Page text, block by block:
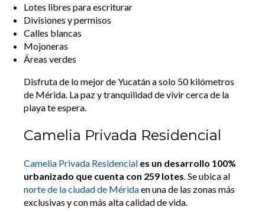
Lotes libres para escriturar
Divisiones y permisos
Calles blancas
Mojoneras
Áreas verdes
Disfruta de lo mejor de Yucatán a solo 50 kilómetros
de Mérida. La paz y tranquilidad de vivir cerca de la
playa te espera.
Camelia Privada Residencial
Camelia Privada Residencial es un desarrollo 100%
urbanizado que cuenta con 259 lotes . Se ubica al
norte de la ciudad de Méridaen una de las zonas más
exclusivas y con más alta calidad de vida.